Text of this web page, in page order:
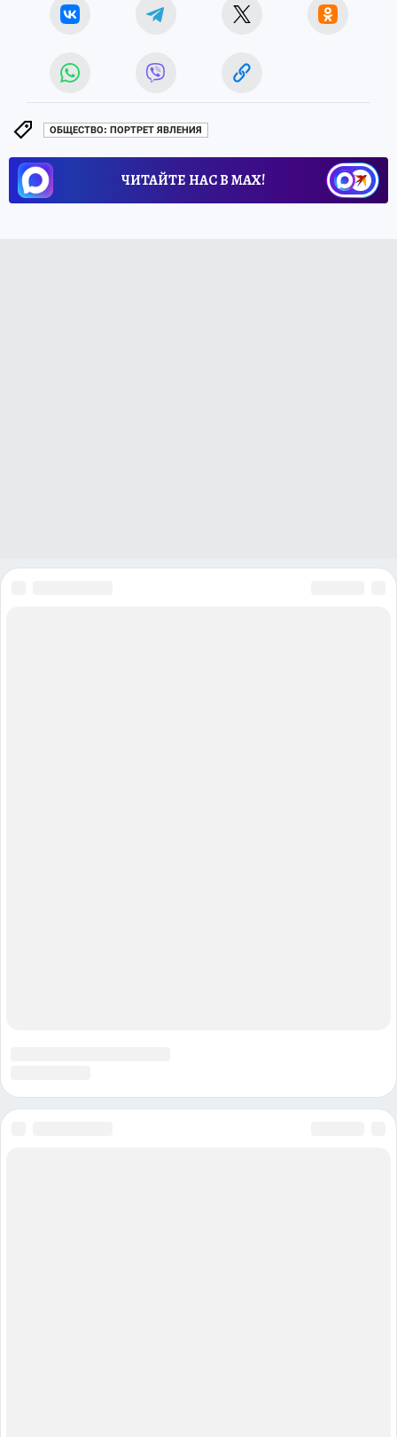
ОБЩЕСТВО: ПОРТРЕТ ЯВЛЕНИЯ
ЧИТАЙТЕ НАС В МАХ!